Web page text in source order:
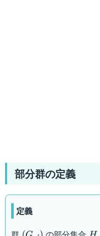
部分群の定義
定義
(G,\cdot) H